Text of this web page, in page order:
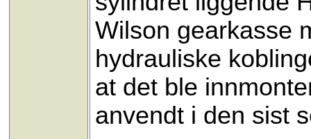
Wilson gearkasse
hydrauliske
at det ble
anvendt i den sist